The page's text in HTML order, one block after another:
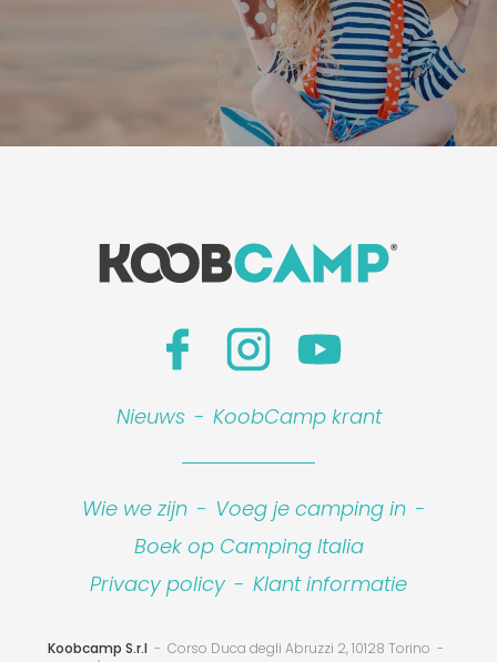
Nieuws - KoobCamp krant
Wie we zijn - Voeg je camping in -
Boek op Camping Italia
Privacy policy - Klant informatie
Koobcamp S.r.l
Corso Duca degli Abruzzi 2, 10128 Torino